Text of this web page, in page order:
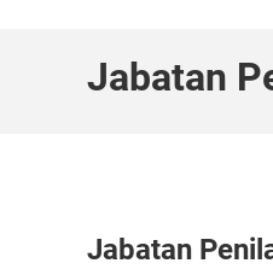
Jabatan
Jabatan